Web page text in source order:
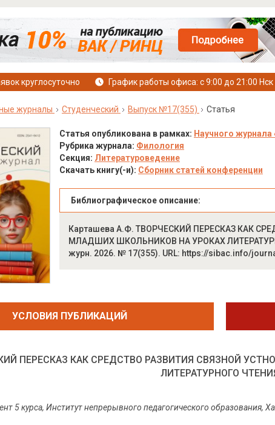
круглосуточно График работы офиса: с 9:00 до 21:00
журналы Студенческий Выпуск №17(355) Статья
Статья опубликована в рамках: Научного
Рубрика журнала: Филология
Секция: Литературоведение
Скачать книгу(-и): Сборник статей конференции
Библиографическое описание:
Карташева А.Ф. ТВОРЧЕСКИЙ ПЕРЕСКАЗ КАК
МЛАДШИХ ШКОЛЬНИКОВ НА УРОКАХ
журн. 2026. № 17(355). URL: https://sibac.info/
УСЛОВИЯ ПУБЛИКАЦИЙ
ПЕРЕСКАЗ КАК СРЕДСТВО РАЗВИТИЯ СВЯЗНОЙ
ЛИТЕРАТУРНОГО
5 курса, Институт непрерывного педагогического образования,